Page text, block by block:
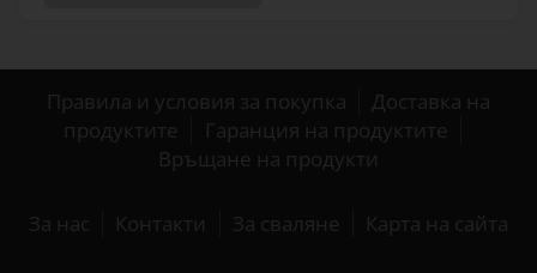
Правила и условия за покупка
Доставка на
продуктите
Гаранция на продуктите
Връщане на продукти
За нас Контакти За сваляне Карта на сайта